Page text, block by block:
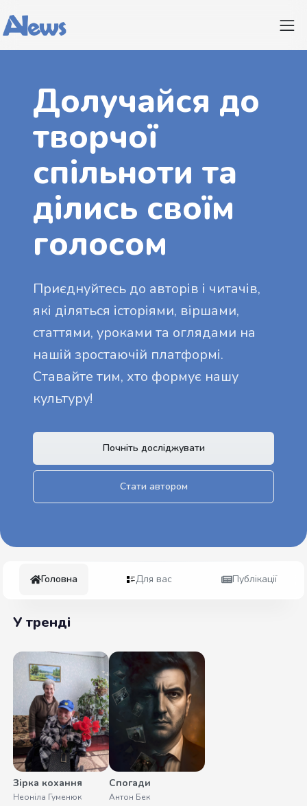
Долучайся до
творчої
спільноти та
ділись своїм
голосом
Приєднуйтесь до авторів і читачів,
які діляться історіями, віршами,
статтями, уроками та оглядами на
нашій зростаючій платформі.
Ставайте тим, хто формує нашу
культуру!
Почніть досліджувати
Стати автором
Головна Для вас Публікації
У тренді
Зірка кохання
Неоніла Гуменюк
Спогади
Антон Бек